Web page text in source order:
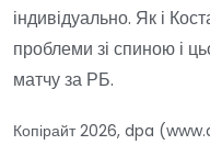
індивідуально. Як і
проблеми зі спиною і
матчу за РБ.
Копірайт 2026, dpa